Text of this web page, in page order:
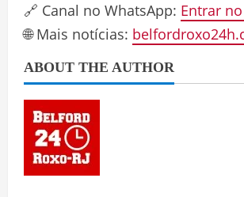
🔗 Canal no WhatsApp: Entrar
🌐 Mais notícias:
ABOUT THE AUTHOR